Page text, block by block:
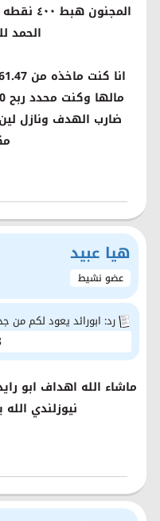
الحمد
هيا عبيد
عضو نشيط
رد: ابورائد يعود لكم من
ماشاء الله اهداف ابو
نيوزلندي